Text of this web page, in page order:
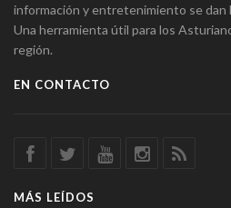
información y entretenimiento se dan
Una herramienta útil para los
región.
EN CONTACTO
MÁS LEÍDOS